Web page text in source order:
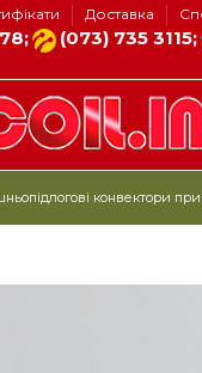
Доставка
(073) 735 3115;
конвектори